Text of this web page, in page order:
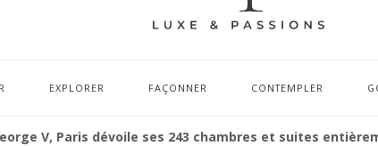
EXPLORER FAÇONNER CONTEMPLER
V, Paris dévoile ses 243 chambres et suites